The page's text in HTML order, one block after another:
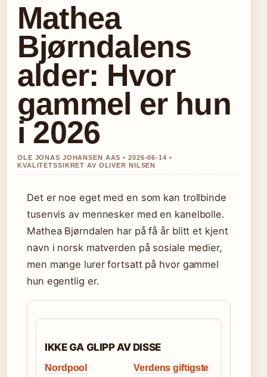
Mathea
Bjørndalens
alder: Hvor
gammel er hun
i 2026
OLE JONAS JOHANSEN AAS • 2026-06-14 •
KVALITETSSIKRET AV OLIVER NILSEN
Det er noe eget med en som kan trollbinde
tusenvis av mennesker med en kanelbolle.
Mathea Bjørndalen har på få år blitt et kjent
navn i norsk matverden på sosiale medier,
men mange lurer fortsatt på hvor gammel
hun egentlig er.
IKKE GA GLIPP AV DISSE
Nordpool
Verdens giftigste